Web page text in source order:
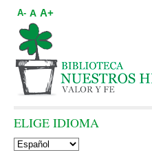
A- A A+
ELIGE IDIOMA